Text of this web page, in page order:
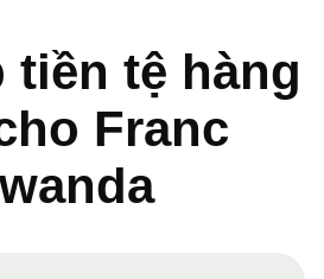
tiền tệ hàng
Franc